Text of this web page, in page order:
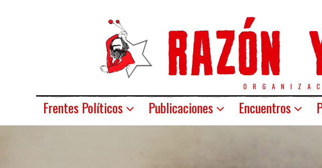
Frentes Políticos Publicaciones Encuentros